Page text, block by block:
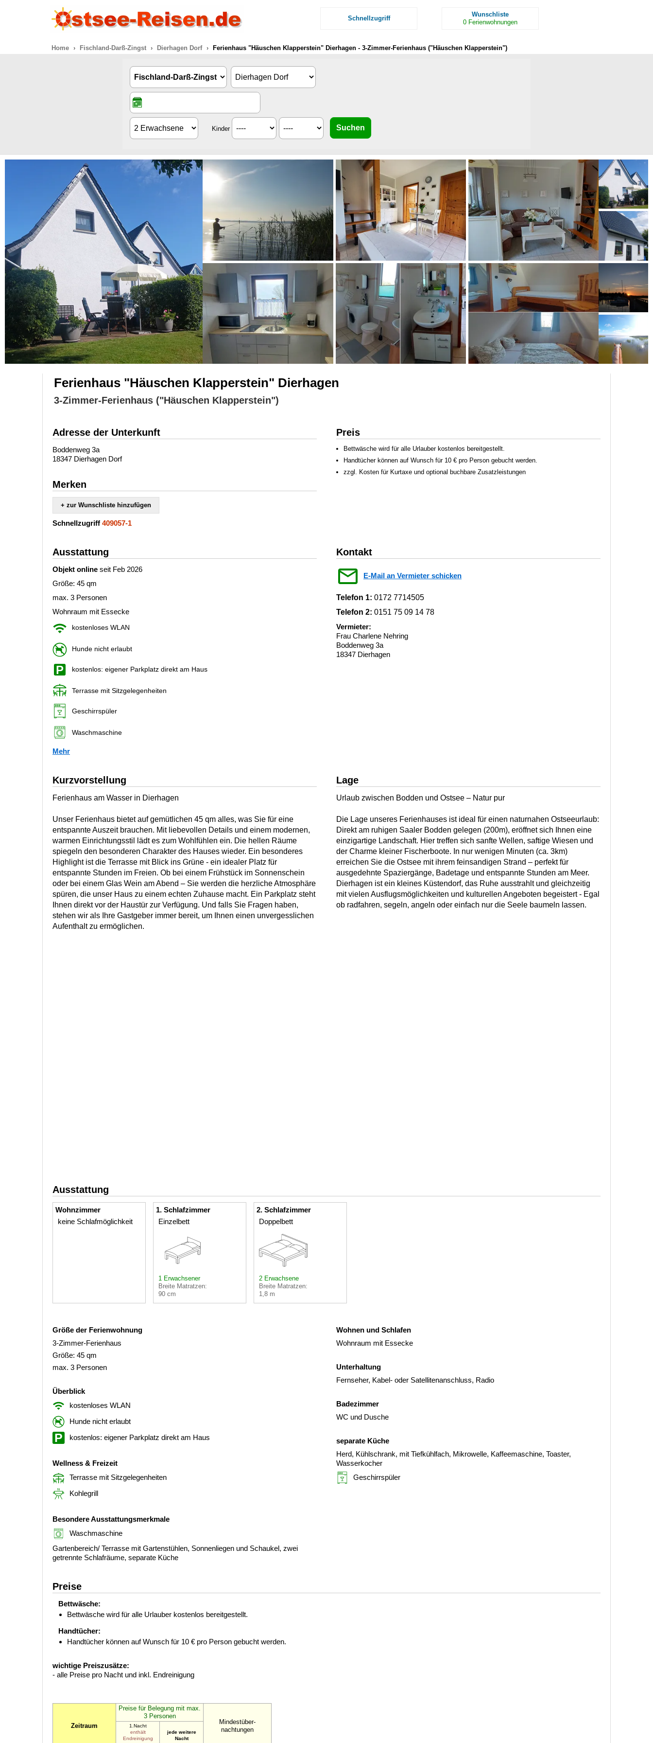
Schnellzugriff
Wunschliste
0 Ferienwohnungen
Home Fischland-Darß-Zingst Dierhagen Dorf Ferienhaus "Häuschen Klapperstein" Dierhagen - 3-Zimmer-Ferienhaus ("Häuschen Klapperstein")
Kinder
Ferienhaus "Häuschen Klapperstein" Dierhagen
3-Zimmer-Ferienhaus ("Häuschen Klapperstein")
Adresse der Unterkunft
Boddenweg 3a
18347 Dierhagen Dorf
Merken
+ zur Wunschliste hinzufügen
Schnellzugriff 409057-1
Preis
Bettwäsche wird für alle Urlauber kostenlos bereitgestellt.
Handtücher können auf Wunsch für 10 € pro Person gebucht werden.
zzgl. Kosten für Kurtaxe und optional buchbare Zusatzleistungen
Ausstattung
Objekt online seit Feb 2026
Größe: 45 qm
max. 3 Personen
Wohnraum mit Essecke
kostenloses WLAN
Hunde nicht erlaubt
kostenlos: eigener Parkplatz direkt am Haus
Terrasse mit Sitzgelegenheiten
Geschirrspüler
Waschmaschine
Mehr
Kontakt
E-Mail an Vermieter schicken
Telefon 1: 0172 7714505
Telefon 2: 0151 75 09 14 78
Vermieter:
Frau Charlene Nehring
Boddenweg 3a
18347 Dierhagen
Kurzvorstellung
Ferienhaus am Wasser in Dierhagen
Unser Ferienhaus bietet auf gemütlichen 45 qm alles, was Sie für eine
entspannte Auszeit brauchen. Mit liebevollen Details und einem modernen,
warmen Einrichtungsstil lädt es zum Wohlfühlen ein. Die hellen Räume
spiegeln den besonderen Charakter des Hauses wieder. Ein besonderes
Highlight ist die Terrasse mit Blick ins Grüne - ein idealer Platz für
entspannte Stunden im Freien. Ob bei einem Frühstück im Sonnenschein
oder bei einem Glas Wein am Abend – Sie werden die herzliche Atmosphäre
spüren, die unser Haus zu einem echten Zuhause macht. Ein Parkplatz steht
Ihnen direkt vor der Haustür zur Verfügung. Und falls Sie Fragen haben,
stehen wir als Ihre Gastgeber immer bereit, um Ihnen einen unvergesslichen
Aufenthalt zu ermöglichen.
Lage
Urlaub zwischen Bodden und Ostsee – Natur pur
Die Lage unseres Ferienhauses ist ideal für einen naturnahen Ostseeurlaub:
Direkt am ruhigen Saaler Bodden gelegen (200m), eröffnet sich Ihnen eine
einzigartige Landschaft. Hier treffen sich sanfte Wellen, saftige Wiesen und
der Charme kleiner Fischerboote. In nur wenigen Minuten (ca. 3km)
erreichen Sie die Ostsee mit ihrem feinsandigen Strand – perfekt für
ausgedehnte Spaziergänge, Badetage und entspannte Stunden am Meer.
Dierhagen ist ein kleines Küstendorf, das Ruhe ausstrahlt und gleichzeitig
mit vielen Ausflugsmöglichkeiten und kulturellen Angeboten begeistert - Egal
ob radfahren, segeln, angeln oder einfach nur die Seele baumeln lassen.
Ausstattung
Wohnzimmer
keine Schlafmöglichkeit
1. Schlafzimmer
Einzelbett
1 Erwachsener
Breite Matratzen:
90 cm
2. Schlafzimmer
Doppelbett
2 Erwachsene
Breite Matratzen:
1,8 m
Größe der Ferienwohnung
3-Zimmer-Ferienhaus
Größe: 45 qm
max. 3 Personen
Überblick
kostenloses WLAN
Hunde nicht erlaubt
kostenlos: eigener Parkplatz direkt am Haus
Wellness & Freizeit
Terrasse mit Sitzgelegenheiten
Kohlegrill
Besondere Ausstattungsmerkmale
Waschmaschine
Gartenbereich/ Terrasse mit Gartenstühlen, Sonnenliegen und Schaukel, zwei
getrennte Schlafräume, separate Küche
Wohnen und Schlafen
Wohnraum mit Essecke
Unterhaltung
Fernseher, Kabel- oder Satellitenanschluss, Radio
Badezimmer
WC und Dusche
separate Küche
Herd, Kühlschrank, mit Tiefkühlfach, Mikrowelle, Kaffeemaschine, Toaster,
Wasserkocher
Geschirrspüler
Preise
Bettwäsche:
Bettwäsche wird für alle Urlauber kostenlos bereitgestellt.
Handtücher:
Handtücher können auf Wunsch für 10 € pro Person gebucht werden.
wichtige Preiszusätze:
- alle Preise pro Nacht und inkl. Endreinigung
Zeitraum
Preise für Belegung mit max.
3 Personen
Mindestüber-
nachtungen
1.Nacht
enthält
Endreinigung
jede weitere
Nacht